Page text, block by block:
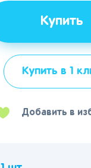
Купить
Купить в 1
Добавить в